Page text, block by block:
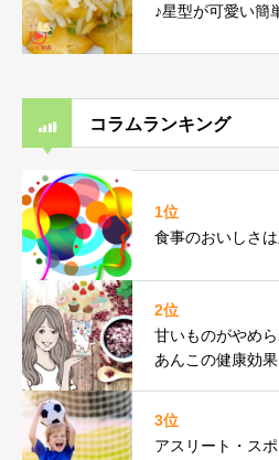
♪星型が可愛い簡
コラムランキング
1位
食事のおいしさ
2位
甘いものがやめ
あんこの健康効
3位
アスリート・ス